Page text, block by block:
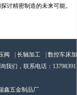
讨精密制造的未来可能。
阀 | 长轴加工 | 数控车床加
我们，联系电话： 13798391
鑫五金制品厂